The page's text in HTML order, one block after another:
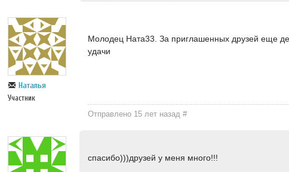
Наталья
Участник
Молодец Ната33. За приглашенных друзей еще
удачи
Отправлено 15 лет назад#
спасибо)))друзей у меня много!!!